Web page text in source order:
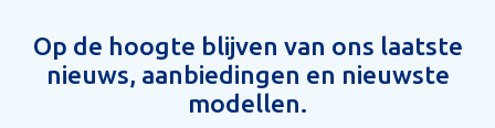
Op de hoogte blijven van ons laatste
nieuws, aanbiedingen en nieuwste
modellen.